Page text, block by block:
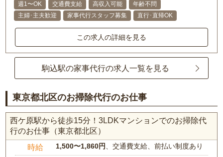
週1〜OK
交通費支給 高収入可能
年齢不問
主婦･主夫歓迎
家事代行スタッフ募集 直行･直帰OK
この求人の詳細を見る
駒込駅の家事代行の求人一覧を見る
東京都北区のお掃除代行のお仕事
西ケ原駅から徒歩15分！3LDKマンションでのお掃除代
行のお仕事（東京都北区）
時給 1,500〜1,860円 、交通費支給、前払い制度あり